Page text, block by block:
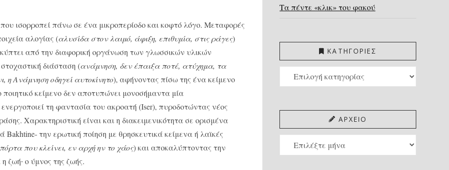
ισορροπεί πάνω σε ένα μικροπερίοδο και κοφτό λόγο. Μεταφορές
αλογίας (αλυσίδα στον λαιμό, άφιξη, επιθυμία, στις ράγες)
από την διαφορική οργάνωση των γλωσσικών υλικών
διάσταση (ανάμνηση, δεν έπαιξα ποτέ, ατύχημα, τα
Ανάμνηση οδηγεί αυτοκίνητο), αφήνοντας πίσω της ένα κείμενο
κείμενο δεν αποτυπώνει μονοσήμαντα μία
τη φαντασία του ακροατή (Iser), πυροδοτώντας νέος
Χαρακτηριστική είναι και η διακειμενικότητα σε ορισμένα
την ερωτική ποίηση με θρησκευτικά κείμενα ή λαϊκές
που κλείνει, εν αρχή ην το χάος) και αποκαλύπτοντας την
ζωή∙ ο ύμνος της ζωής.
Τα πέντε «κλικ» του φακού
ΚΑΤΗΓΟΡΙΕΣ
ΚΑΤΗΓΟΡΙΕΣ
ΑΡΧΕΙΟ
ΑΡΧΕΙΟ